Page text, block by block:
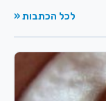
לכל הכתבות «